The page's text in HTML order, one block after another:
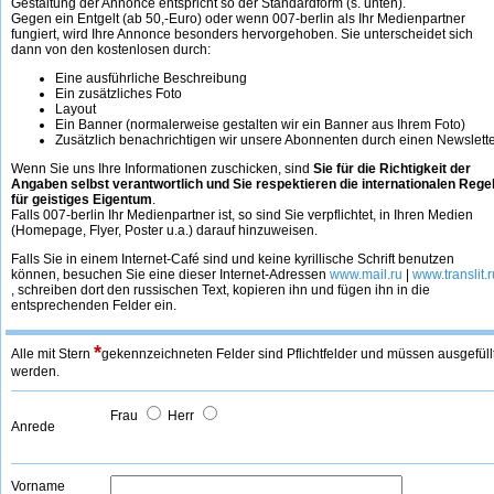
Gestaltung der Annonce entspricht so der Standardform (s. unten).
Gegen ein Entgelt (ab 50,-Euro) oder wenn 007-berlin als Ihr Medienpartner
fungiert, wird Ihre Annonce besonders hervorgehoben. Sie unterscheidet sich
dann von den kostenlosen durch:
Eine ausführliche Beschreibung
Ein zusätzliches Foto
Layout
Ein Banner (normalerweise gestalten wir ein Banner aus Ihrem Foto)
Zusätzlich benachrichtigen wir unsere Abonnenten durch einen
Wenn Sie uns Ihre Informationen zuschicken, sind Sie für die Richtigkeit der
Angaben selbst verantwortlich und Sie respektieren die internationalen
für geistiges Eigentum.
Falls 007-berlin Ihr Medienpartner ist, so sind Sie verpflichtet, in Ihren Medien
(Homepage, Flyer, Poster u.a.) darauf hinzuweisen.
Falls Sie in einem Internet-Café sind und keine kyrillische Schrift benutzen
können, besuchen Sie eine dieser Internet-Adressen www.mail.ru
, schreiben dort den russischen Text, kopieren ihn und fügen ihn in die
entsprechenden Felder ein.
Alle mit Stern *gekennzeichneten Felder sind Pflichtfelder und müssen
werden.
Anrede
Frau Herr
Vorname